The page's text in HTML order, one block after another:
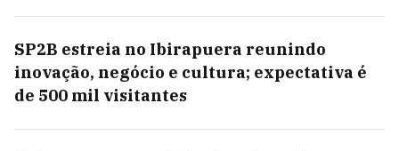
SP2B estreia no Ibirapuera reunindo
inovação, negócio e cultura; expectativa é
de 500 mil visitantes